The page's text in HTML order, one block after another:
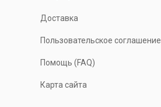
Доставка
Пользовательское соглашение
Помощь (FAQ)
Карта сайта